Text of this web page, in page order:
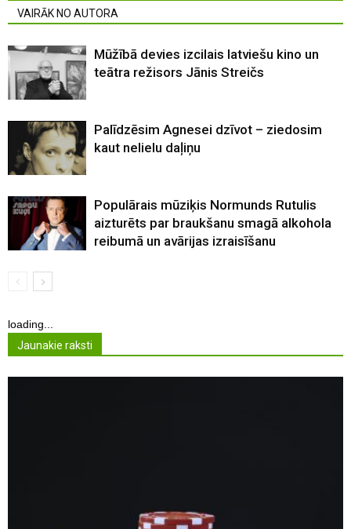
VAIRĀK NO AUTORA
Mūžībā devies izcilais latviešu kino un
teātra režisors Jānis Streičs
Palīdzēsim Agnesei dzīvot – ziedosim
kaut nelielu daļiņu
Populārais mūziķis Normunds Rutulis
aizturēts par braukšanu smagā alkohola
reibumā un avārijas izraisīšanu
loading...
Jaunakie raksti